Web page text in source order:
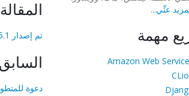
تم إصدار OpenShot 2.5.1 | مؤثرات محسنة وأداء محسّن!
السابق
دعوة
عنِّي...
مهمة
Amazon Web